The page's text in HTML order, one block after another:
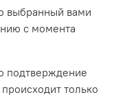
выбранный вами
с момента
подтверждение
только